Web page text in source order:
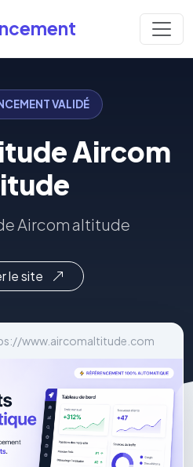
VALIDÉ
Aircom
Aircom altitude
le site
www.aircomaltitude.com